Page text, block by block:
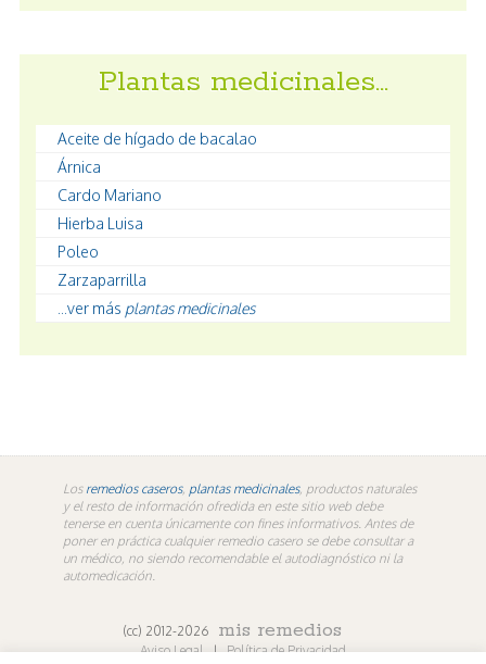
Plantas medicinales…
Aceite de hígado de bacalao
Árnica
Cardo Mariano
Hierba Luisa
Poleo
Zarzaparrilla
...ver más plantas medicinales
Los remedios caseros, plantas medicinales, productos naturales
y el resto de información ofredida en este sitio web debe
tenerse en cuenta únicamente con fines informativos. Antes de
poner en práctica cualquier remedio casero se debe consultar a
un médico, no siendo recomendable el autodiagnóstico ni la
automedicación.
(cc) 2012-2026 mis remedios
Aviso Legal | Política de Privacidad